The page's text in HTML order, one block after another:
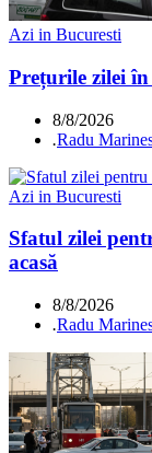
Azi in Bucuresti
Prețurile zilei
8/8/2026
.Radu
Azi in Bucuresti
Sfatul zilei
acasă
8/8/2026
.Radu